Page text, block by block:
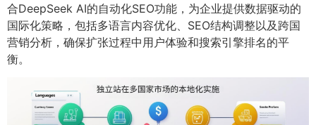
合DeepSeek AI的自动化SEO功能，为企业提供数据驱动的
国际化策略，包括多语言内容优化、SEO结构调整以及跨国
营销分析，确保扩张过程中用户体验和搜索引擎排名的平
衡。